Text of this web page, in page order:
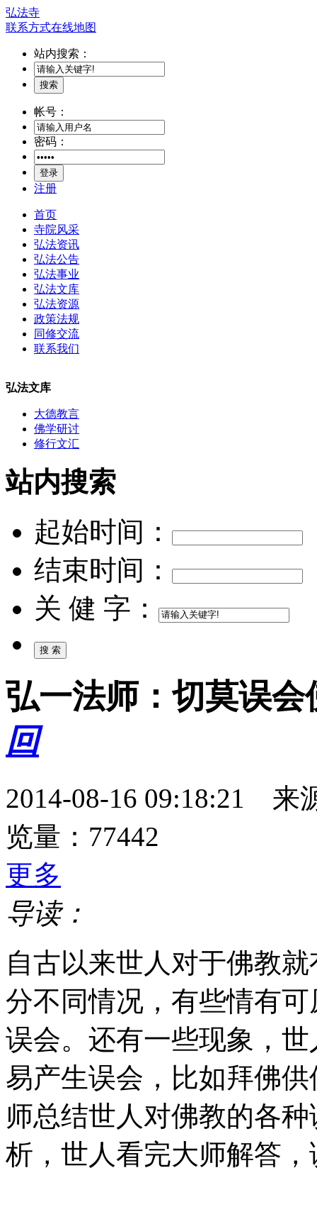
弘法寺
联系方式在线地图
站内搜索：
搜索
帐号：
密码：
登录
注册
首页
寺院风采
弘法资讯
弘法公告
弘法事业
弘法文库
弘法资源
政策法规
同修交流
联系我们
弘法文库
大德教言
佛学研讨
修行文汇
站内搜索
起始时间：
结束时间：
关 健 字：
弘一法师：切莫误
回
2014-08-16 09:18:21
览量：77442
更多
导读：
自古以来世人对于佛教
分不同情况，有些情有
误会。还有一些现象，
易产生误会，比如拜佛
师总结世人对佛教的各
析，世人看完大师解答